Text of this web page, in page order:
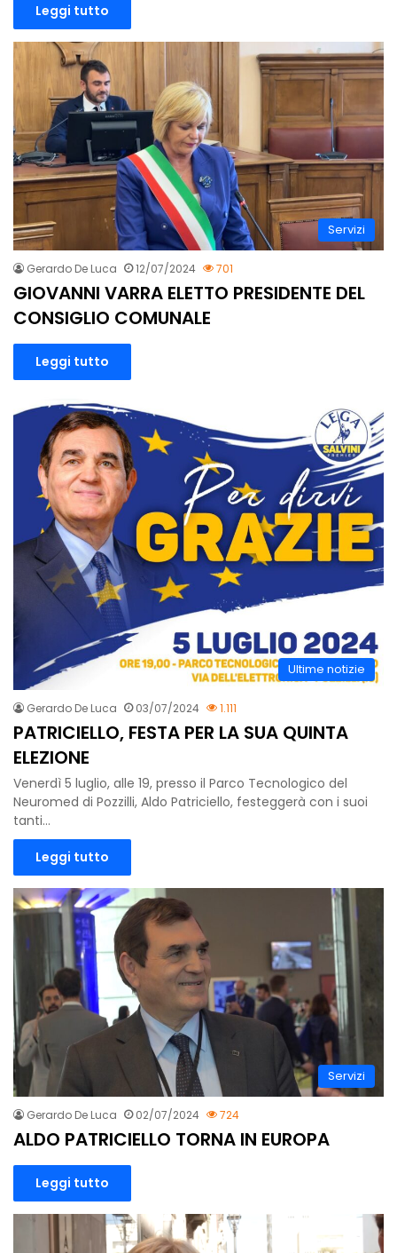
Leggi tutto
Servizi
Gerardo De Luca 12/07/2024 701
GIOVANNI VARRA ELETTO PRESIDENTE DEL
CONSIGLIO COMUNALE
Leggi tutto
Ultime notizie
Gerardo De Luca 03/07/2024 1.111
PATRICIELLO, FESTA PER LA SUA QUINTA
ELEZIONE
Venerdì 5 luglio, alle 19, presso il Parco Tecnologico del
Neuromed di Pozzilli, Aldo Patriciello, festeggerà con i suoi
tanti…
Leggi tutto
Servizi
Gerardo De Luca 02/07/2024 724
ALDO PATRICIELLO TORNA IN EUROPA
Leggi tutto